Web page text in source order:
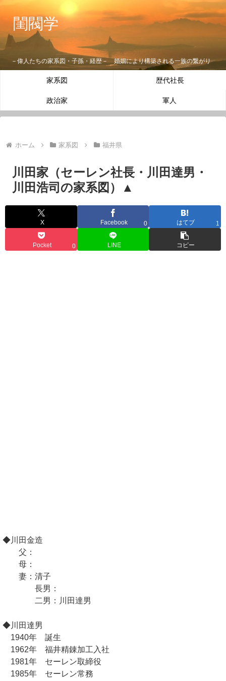
閨閥学
－偉人たちの家系図・子孫・経歴－ 婚姻により構築される一族の繋がり
家系図 歴代社長
政治家 軍人
ホーム 家系図 福井県
川田家（セーレン社長・川田達男・
川田浩司の家系図）▲
X Facebook 0 はてブ 1
Pocket 0 LINE コピー
◆川田金造
父：
母：
妻：清子
長男：
二男：川田達男
◆川田達男
1940年 誕生
1962年 福井精錬加工入社
1981年 セーレン取締役
1985年 セーレン常務